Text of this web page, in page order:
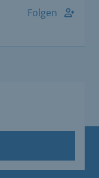
Folgen